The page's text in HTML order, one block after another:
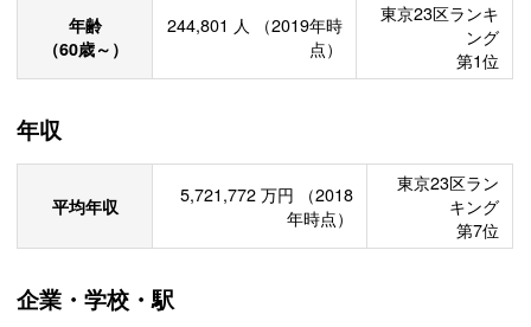
年齢
（60歳～）
244,801 人
（2019年時
点）
東京23区ランキ
ング
第1位
年収
平均年収 5,721,772 万円
（2018
年時点）
東京23区ラン
キング
第7位
企業・学校・駅